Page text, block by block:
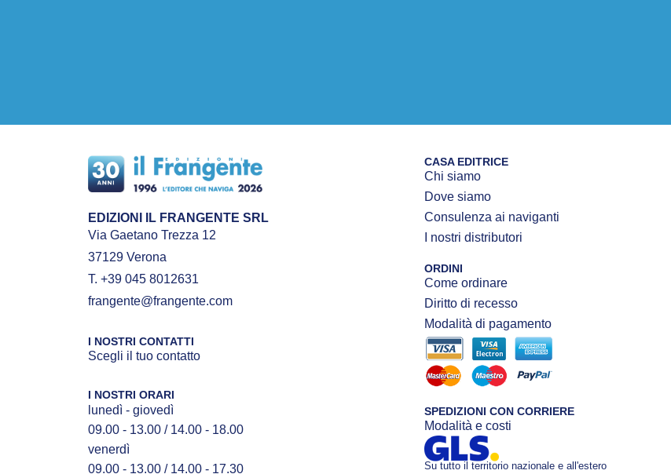
EDIZIONI IL FRANGENTE SRL
Via Gaetano Trezza 12
37129 Verona
T. +39 045 8012631
frangente@frangente.com
I NOSTRI CONTATTI
Scegli il tuo contatto
I NOSTRI ORARI
lunedì - giovedì
09.00 - 13.00 / 14.00 - 18.00
venerdì
09.00 - 13.00 / 14.00 - 17.30
CASA EDITRICE
Chi siamo
Dove siamo
Consulenza ai naviganti
I nostri distributori
ORDINI
Come ordinare
Diritto di recesso
Modalità di pagamento
SPEDIZIONI CON CORRIERE
Modalità e costi
Su tutto il territorio nazionale e all'estero